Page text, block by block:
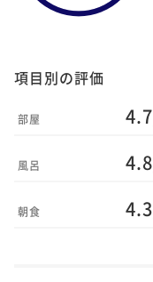
項目別の評価
部屋 4.7
風呂 4.8
朝食 4.3